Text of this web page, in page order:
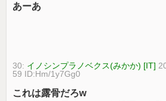
あーあ
30: イノシンプラノベクス(みかか) [IT]
59 ID:Hm/1y7Gg0
これは露骨だろw